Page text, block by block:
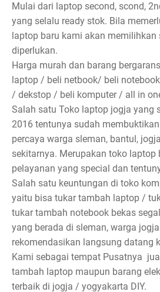
Mulai dari laptop second, scond,
yang selalu ready stok. Bila
laptop baru kami akan memilihkan
diperlukan.
Harga murah dan barang
laptop / beli netbook/ beli
/ dekstop / beli komputer / all in
Salah satu Toko laptop jogja yang
2016 tentunya sudah
percaya warga sleman, bantul,
sekitarnya. Merupakan toko laptop
pelayanan yang special dan
Salah satu keuntungan di toko
yaitu bisa tukar tambah laptop /
tukar tambah notebook bekas
yang berada di sleman, warga
rekomendasikan langsung datang
Kami sebagai tempat Pusatnya
tambah laptop maupun barang
terbaik di jogja / yogyakarta DIY.